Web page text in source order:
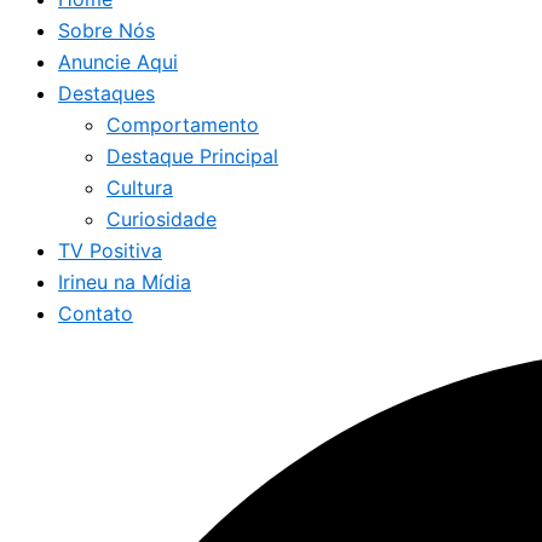
Sobre Nós
Anuncie Aqui
Destaques
Comportamento
Destaque Principal
Cultura
Curiosidade
TV Positiva
Irineu na Mídia
Contato